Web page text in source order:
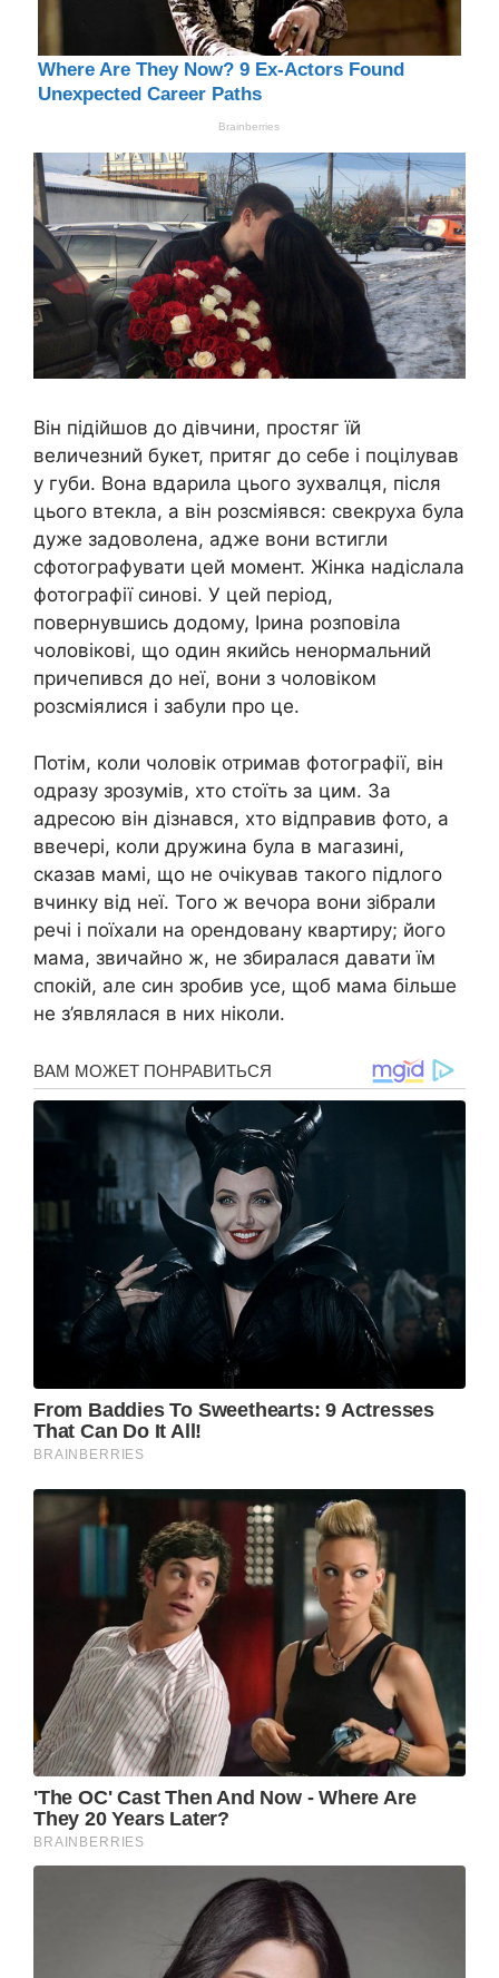
Він підійшов до дівчини, простяг їй
величезний букет, притяг до себе і поцілував
у губи. Вона вдарила цього зухвалця, після
цього втекла, а він розсміявся: свекруха була
дуже задоволена, адже вони встигли
сфотографувати цей момент. Жінка надіслала
фотографії синові. У цей період,
повернувшись додому, Ірина розповіла
чоловікові, що один якийсь ненормальний
причепився до неї, вони з чоловіком
розсміялися і забули про це.
Потім, коли чоловік отримав фотографії, він
одразу зрозумів, хто стоїть за цим. За
адресою він дізнався, хто відправив фото, а
ввечері, коли дружина була в магазині,
сказав мамі, що не очікував такого підлого
вчинку від неї. Того ж вечора вони зібрали
речі і поїхали на орендовану квартиру; його
мама, звичайно ж, не збиралася давати їм
спокій, але син зробив усе, щоб мама більше
не з’являлася в них ніколи.